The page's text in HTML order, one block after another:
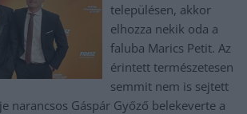
településen, akkor
elhozza nekik oda a
faluba Marics Petit. Az
érintett természetesen
semmit nem is sejtett
narancsos Gáspár Győző belekeverte a